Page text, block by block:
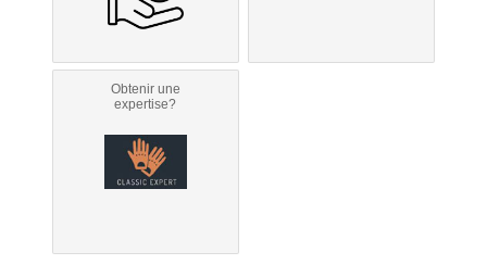
Obtenir une
expertise?